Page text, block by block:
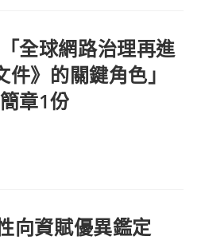
全球網路治理再進
》的關鍵角色」
章1份
向資賦優異鑑定